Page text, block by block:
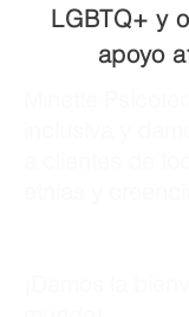
LGBTQ+ y
apoyo